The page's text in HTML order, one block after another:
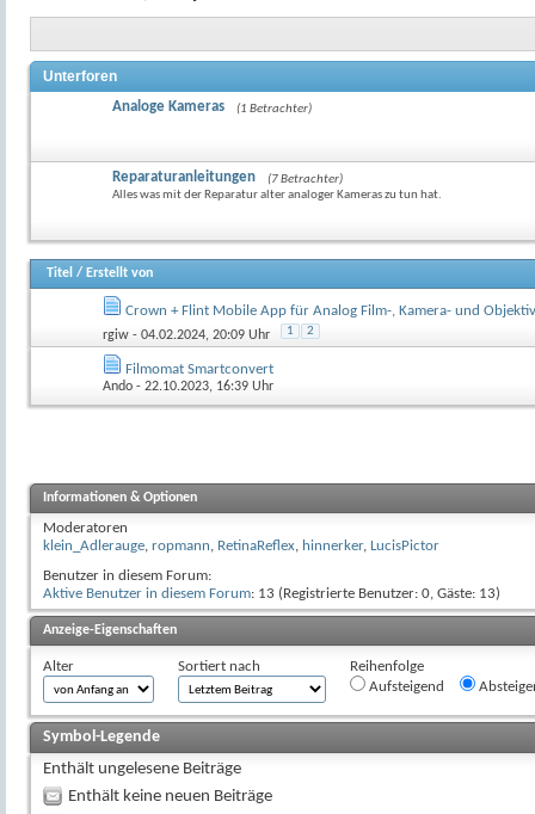
Unterforen
Analoge Kameras (1 Betrachter)
Reparaturanleitungen
(7 Betrachter)
Alles was mit der Reparatur alter analoger Kameras zu tun hat.
Titel / Erstellt von
Crown + Flint Mobile App für Analog Film-, Kamera- und
rgiw - 04.02.2024, 20:09 Uhr 1 2
Filmomat Smartconvert
Ando - 22.10.2023, 16:39 Uhr
Informationen & Optionen
Moderatoren
klein_Adlerauge, ropmann, RetinaReflex, hinnerker, LucisPictor
Benutzer in diesem Forum:
Aktive Benutzer in diesem Forum: 13 (Registrierte Benutzer: 0, Gäste: 13)
Anzeige-Eigenschaften
Alter Sortiert nach
Reihenfolge
Aufsteigend
Symbol-Legende
Enthält ungelesene Beiträge
Enthält keine neuen Beiträge